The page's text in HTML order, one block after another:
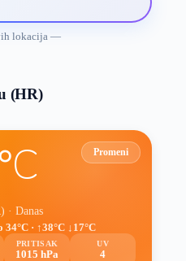
lokacija —
(HR)
Promeni
· Danas
· ↑38°C ↓17°C
PRITISAK
1015 hPa
UV
4